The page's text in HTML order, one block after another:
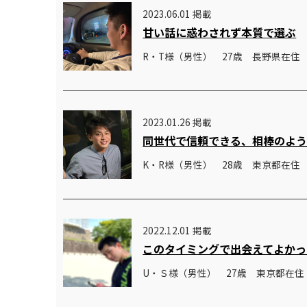
2023.06.01 掲載
甘い話に惑わされず本質で選ぶ
R・T様（男性） 27歳 長野県在住
2023.01.26 掲載
同世代で信頼できる、相棒のよ
K・R様（男性） 28歳 東京都在住
2022.12.01 掲載
このタイミングで出会えてよか
U・Ｓ様（男性） 27歳 東京都在住